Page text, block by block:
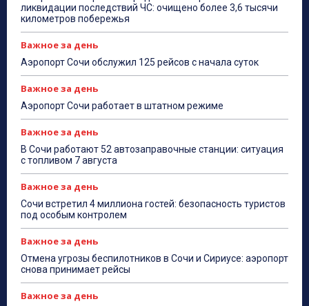
ликвидации последствий ЧС: очищено более 3,6 тысячи
километров побережья
Важное за день
Аэропорт Сочи обслужил 125 рейсов с начала суток
Важное за день
Аэропорт Сочи работает в штатном режиме
Важное за день
В Сочи работают 52 автозаправочные станции: ситуация
с топливом 7 августа
Важное за день
Сочи встретил 4 миллиона гостей: безопасность туристов
под особым контролем
Важное за день
Отмена угрозы беспилотников в Сочи и Сириусе: аэропорт
снова принимает рейсы
Важное за день